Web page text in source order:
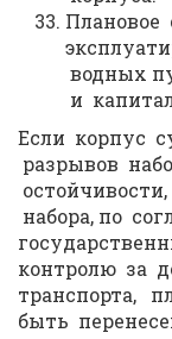
Плановое
водных
и
Если корпус
разрывов
набора, по
контролю за
транспорта,
быть